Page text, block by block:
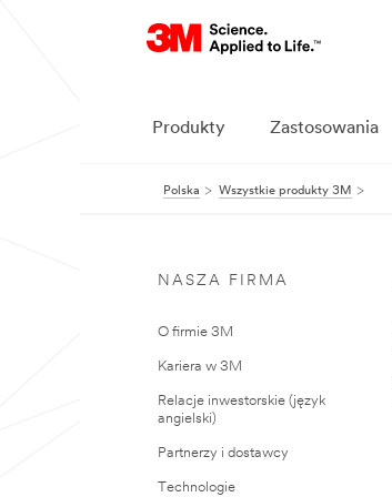
Produkty Zastosowania
Polska Wszystkie produkty 3M
NASZA FIRMA
O firmie 3M
Kariera w 3M
Relacje inwestorskie (język
angielski)
Partnerzy i dostawcy
Technologie